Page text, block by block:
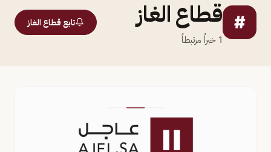
# قطاع الغاز
1 خبراً مرتبطاً
تابع قطاع الغاز